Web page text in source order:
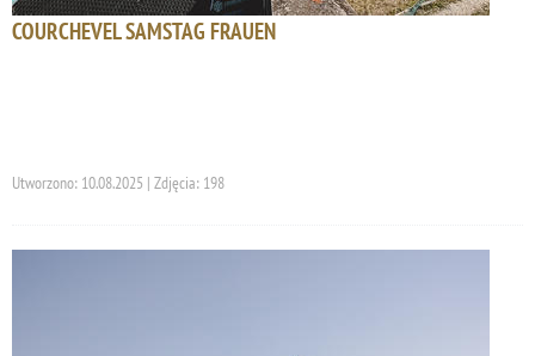
COURCHEVEL SAMSTAG FRAUEN
Utworzono: 10.08.2025 | Zdjęcia: 198